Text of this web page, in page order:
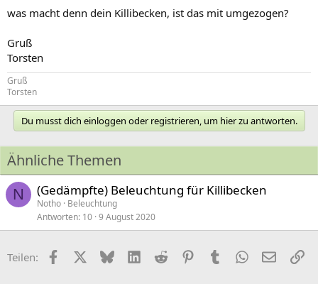
was macht denn dein Killibecken, ist das mit umgezogen?
Gruß
Torsten
Gruß
Torsten
Du musst dich einloggen oder registrieren, um hier zu antworten.
Ähnliche Themen
N (Gedämpfte) Beleuchtung für Killibecken
Notho Beleuchtung
Antworten 10 9 August 2020
Teilen: FacebookX (Twitter)
BlueskyLinkedIn
Reddit PinterestTumblr WhatsApp
E-Mail